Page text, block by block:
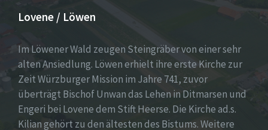
Lovene / Löwen
Im Löwener Wald zeugen Steingräber von einer sehr
alten Ansiedlung. Löwen erhielt ihre erste Kirche zur
Zeit Würzburger Mission im Jahre 741, zuvor
überträgt Bischof Unwan das Lehen in Ditmarsen und
Engeri bei Lovene dem Stift Heerse. Die Kirche ad.s.
Kilian gehört zu den ältesten des Bistums. Weitere